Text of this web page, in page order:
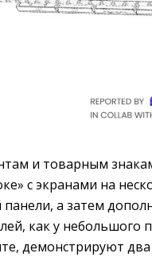
и товарным
с экранами на
а затем
как у небольшого
демонстрируют два